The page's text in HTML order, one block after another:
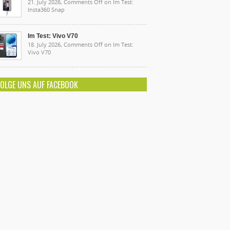
21. July 2026, Comments Off on Im Test:
Insta360 Snap
Im Test: Vivo V70
18. July 2026, Comments Off on Im Test:
Vivo V70
UNS AUF FACEBOOK